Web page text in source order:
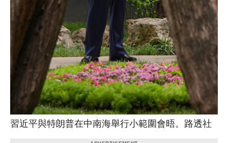
習近平與特朗普在中南海舉行小範圍會晤。路透社